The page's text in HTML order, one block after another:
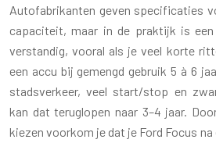
Autofabrikanten geven specificaties
capaciteit, maar in de praktijk is een
verstandig, vooral als je veel korte
een accu bij gemengd gebruik 5 à 6
stadsverkeer, veel start/stop en
kan dat teruglopen naar 3–4 jaar.
kiezen voorkom je dat je Ford Focus